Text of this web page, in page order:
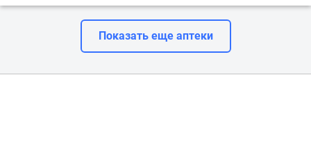
Показать еще аптеки